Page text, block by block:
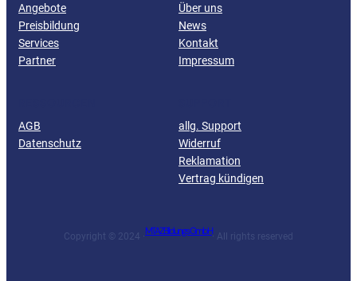
Angebote
Preisbildung
Services
Partner
Über uns
News
Kontakt
Impressum
AGB
Datenschutz
allg. Support
Widerruf
Reklamation
Vertrag kündigen
Copyright © 2024 ·MTAZ Bildungs GmbH· All rights reserved